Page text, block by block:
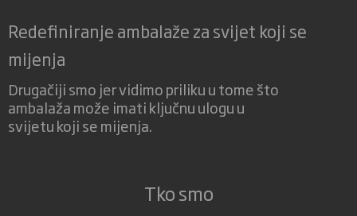
Redefiniranje ambalaže za svijet koji se
mijenja
Drugačiji smo jer vidimo priliku u tome što
ambalaža može imati ključnu ulogu u
svijetu koji se mijenja.
Tko smo